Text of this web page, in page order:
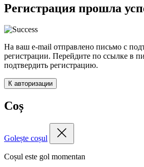
Регистрация прошла
На ваш e-mail отправлено письмо с
регистрации. Перейдите по ссылке в
подтвердить регистрацию.
К авторизации
Coș
Golește coșul
Coșul este gol momentan